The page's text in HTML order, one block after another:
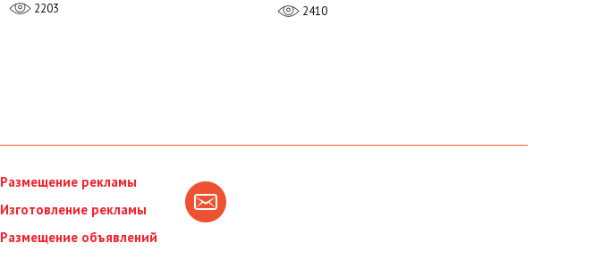
2203 2410
Размещение рекламы
Изготовление рекламы
Размещение объявлений